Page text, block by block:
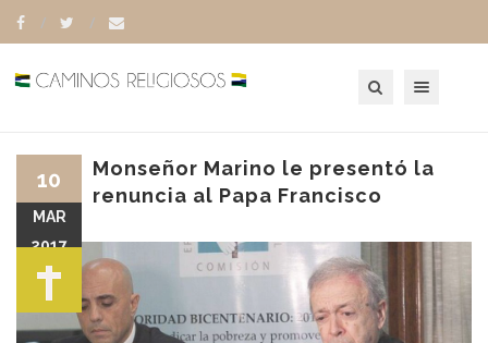
Monseñor Marino le presentó la
renuncia al Papa Francisco
10
MAR
2017